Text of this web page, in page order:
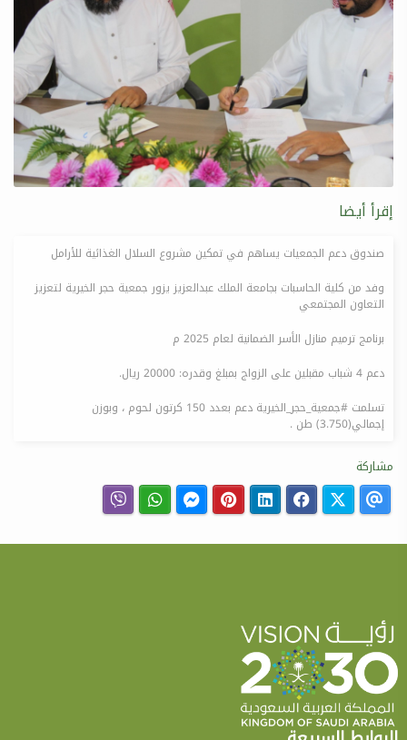
إقرأ أيضا
صندوق دعم الجمعيات يساهم في تمكين مشروع السلال الغذائية للأرامل
وفد من كلية الحاسبات بجامعة الملك عبدالعزيز يزور جمعية حجر الخيرية لتعزيز
التعاون المجتمعي
برنامج ترميم منازل الأسر الضمانية لعام 2025 م
دعم 4 شباب مقبلين على الزواج بمبلغ وقدره: 20000 ريال.
تسلمت #جمعية_حجر_الخيرية دعم بعدد 150 كرتون لحوم ، وبوزن
إجمالي(3.750) طن .
مشاركة